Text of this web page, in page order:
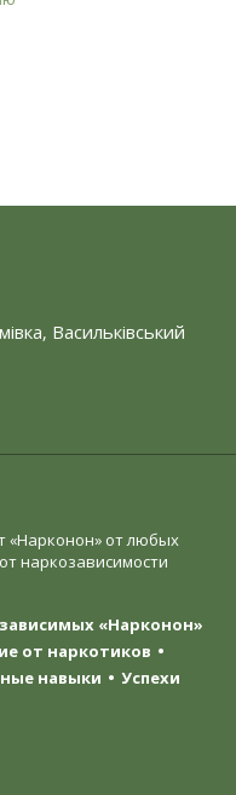
Васильківський
«Нарконон» от любых
наркозависимости
«Нарконон»
от наркотиков
навыки
Успехи